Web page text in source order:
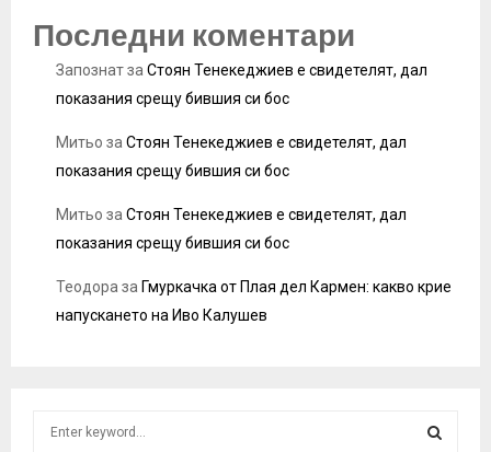
Последни коментари
ЗапознатзаСтоян Тенекеджиев е свидетелят, дал
показания срещу бившия си бос
Митьо заСтоян Тенекеджиев е свидетелят, дал
показания срещу бившия си бос
Митьо заСтоян Тенекеджиев е свидетелят, дал
показания срещу бившия си бос
Теодораза Гмуркачка от Плая дел Кармен: какво крие
напускането на Иво Калушев